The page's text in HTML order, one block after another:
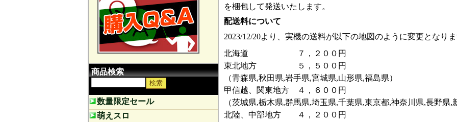
商品検索
数量限定セール
萌えスロ
を梱包して発送いたします。
配送料について
2023/12/20より、実機の送料が以下の地図のように変更となり
北海道 ７，２００円
東北地方 ５，５００円
（青森県,秋田県,岩手県,宮城県,山形県,福島県）
甲信越、関東地方 ４，６００円
（茨城県,栃木県,群馬県,埼玉県,千葉県,東京都,神奈川県,長野県
北陸、中部地方 ４，２００円